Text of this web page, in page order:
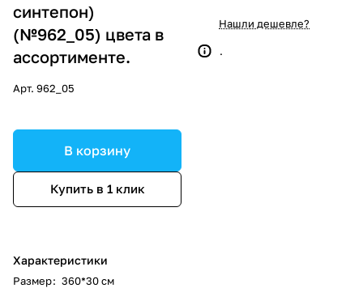
синтепон)
(№962_05) цвета в
ассортименте.
Арт. 962_05
В корзину
Купить в 1 клик
Характеристики
Размер: 360*30 см
Нашли дешевле?
.